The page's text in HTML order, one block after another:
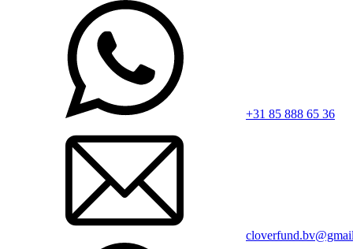
+31 85 888 65 36